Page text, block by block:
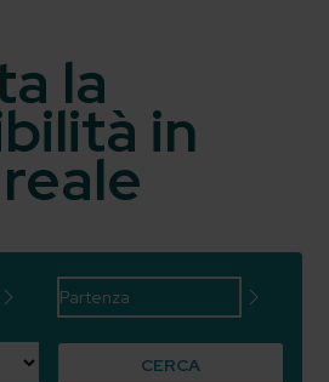
la
in
CERCA